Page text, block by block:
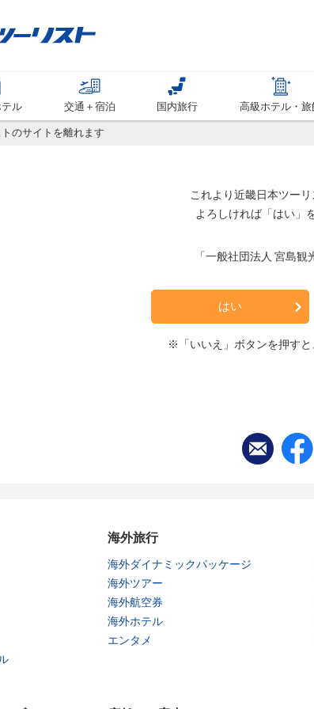
ル 交通＋宿泊 国内旅行 高級ホテル・旅
のサイトを離れます
これより近畿日本ツー
よろしければ「はい」
「一般社団法人 宮島
はい
※「いいえ」ボタンを押すと
海外旅行
海外ダイナミックパッケージ
海外ツアー
海外航空券
海外ホテル
エンタメ